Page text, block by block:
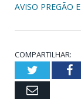
AVISO PREGÃO
COMPARTILHAR:
Twitter
Email